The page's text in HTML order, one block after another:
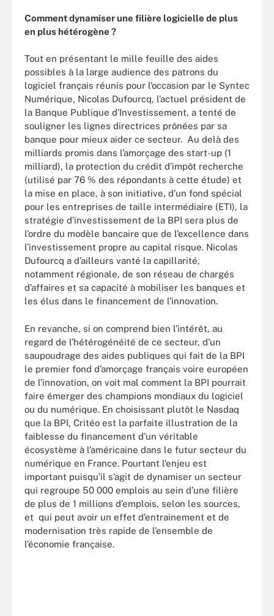
Comment dynamiser une filière logicielle de plus
en plus hétérogène ?
Tout en présentant le mille feuille des aides
possibles à la large audience des patrons du
logiciel français réunis pour l’occasion par le Syntec
Numérique, Nicolas Dufourcq, l’actuel président de
la Banque Publique d’Investissement, a tenté de
souligner les lignes directrices prônées par sa
banque pour mieux aider ce secteur. Au delà des
milliards promis dans l’amorçage des start-up (1
milliard), la protection du crédit d’impôt recherche
(utilisé par 76 % des répondants à cette étude) et
la mise en place, à son initiative, d’un fond spécial
pour les entreprises de taille intermédiaire (ETI), la
stratégie d’investissement de la BPI sera plus de
l’ordre du modèle bancaire que de l’excellence dans
l’investissement propre au capital risque. Nicolas
Dufourcq a d’ailleurs vanté la capillarité,
notamment régionale, de son réseau de chargés
d’affaires et sa capacité à mobiliser les banques et
les élus dans le financement de l’innovation.
En revanche, si on comprend bien l’intérêt, au
regard de l’hétérogénéité de ce secteur, d’un
saupoudrage des aides publiques qui fait de la BPI
le premier fond d’amorçage français voire européen
de l’innovation, on voit mal comment la BPI pourrait
faire émerger des champions mondiaux du logiciel
ou du numérique. En choisissant plutôt le Nasdaq
que la BPI, Critéo est la parfaite illustration de la
faiblesse du financement d’un véritable
écosystème à l’américaine dans le futur secteur du
numérique en France. Pourtant l’enjeu est
important puisqu’il s’agit de dynamiser un secteur
qui regroupe 50 000 emplois au sein d’une filière
de plus de 1 millions d’emplois, selon les sources,
et qui peut avoir un effet d’entrainement et de
modernisation très rapide de l’ensemble de
l’économie française.